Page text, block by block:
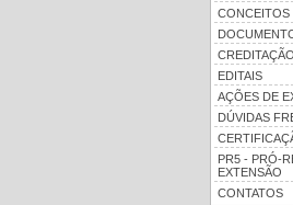
CONCEITOS
CREDITAÇÃO
EDITAIS
AÇÕES DE
DÚVIDAS
PR5 - PRÓ-
EXTENSÃO
CONTATOS